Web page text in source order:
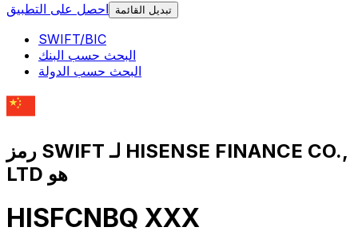
احصل على التطبيق
تبديل القائمة
SWIFT/BIC
البحث حسب البنك
البحث حسب الدولة
رمز SWIFT لـ HISENSE FINANCE CO.,
LTD هو
HISFCNBQ XXX